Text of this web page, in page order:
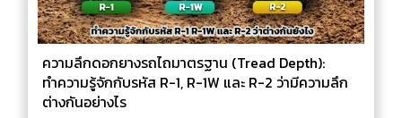
ความลึกดอกยางรถไถมาตรฐาน (Tread Depth):
ทำความรู้จักกับรหัส R-1, R-1W และ R-2 ว่ามีความลึก
ต่างกันอย่างไร